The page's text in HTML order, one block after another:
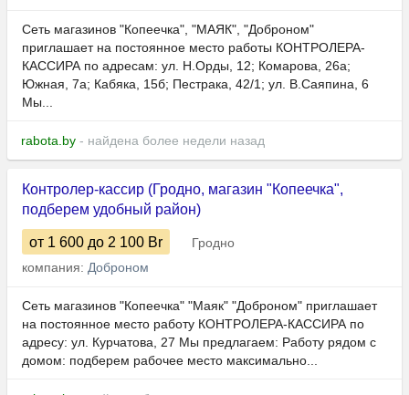
Сеть магазинов "Копеечка", "МАЯК", "Доброном"
приглашает на постоянное место работы КОНТРОЛЕРА-
КАССИРА по адресам: ул. Н.Орды, 12; Комарова, 26а;
Южная, 7а; Кабяка, 15б; Пестрака, 42/1; ул. В.Саяпина, 6
Мы...
rabota.by - найдена более недели назад
Контролер-кассир (Гродно, магазин "Копеечка",
подберем удобный район)
от 1 600 до 2 100 Br
Гродно
компания: Доброном
Сеть магазинов "Копеечка" "Маяк" "Доброном" приглашает
на постоянное место работу КОНТРОЛЕРА-КАССИРА по
адресу: ул. Курчатова, 27 Мы предлагаем: Работу рядом с
домом: подберем рабочее место максимально...